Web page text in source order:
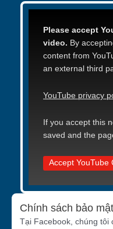
Please accept
video. By
content from
an external third
YouTube privacy
If you accept this
saved and the
Accept YouTube
Chính sách bảo
Tại Facebook, chúng tôi